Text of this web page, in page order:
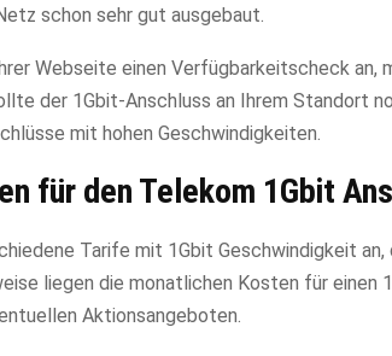
schon sehr gut ausgebaut.
Webseite einen Verfügbarkeitscheck
der 1Gbit-Anschluss an Ihrem Standort
mit hohen Geschwindigkeiten.
für den Telekom 1Gbit
Tarife mit 1Gbit Geschwindigkeit
liegen die monatlichen Kosten für einen
Aktionsangeboten.